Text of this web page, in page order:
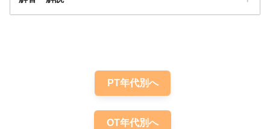
PT年代別へ
OT年代別へ